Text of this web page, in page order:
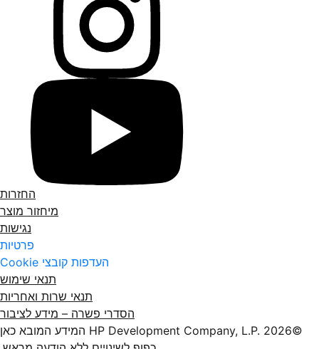
החזרות
מיחזור מוצר
נגישות
פרטיות
העדפות קובצי Cookie
תנאי שימוש
תנאי שרות ואחריות
הסדרי פשרה – מידע לציבור
©2026 HP Development Company, L.P.‎ המידע המובא כאן